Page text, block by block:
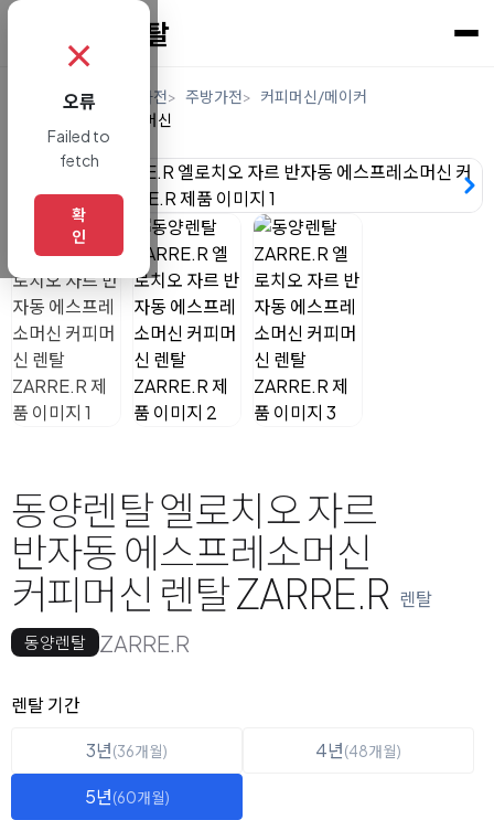
렌탈 디지털/가전 주방가전
커피머신/메이커
업소용에스프레소머신
동양렌탈 엘로치오 자르
반자동 에스프레소머신
커피머신 렌탈 ZARRE.R 렌탈
동양렌탈 ZARRE.R
옵션 선택
렌탈 선택
렌탈 기간
3년(36개월) 4년(48개월)
5년(60개월)
✗
오류
Failed to
fetch
확
인